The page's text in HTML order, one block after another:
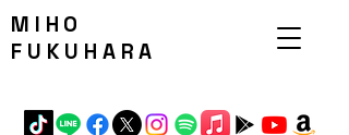
MIHO
FUKUHARA